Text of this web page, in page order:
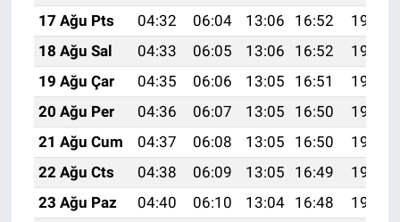
17 Ağu Pts
04:32 06:04 13:06 16:52
19:57
18 Ağu Sal
04:33 06:05 13:06 16:52
19:56
19 Ağu Çar
04:35 06:06 13:05 16:51
19:55
20 Ağu Per
04:36 06:07 13:05 16:50
19:53
21 Ağu Cum
04:37 06:08 13:05 16:50
19:52
22 Ağu Cts
04:38 06:09 13:05 16:49
19:50
23 Ağu Paz
04:40 06:10 13:04 16:48
19:49